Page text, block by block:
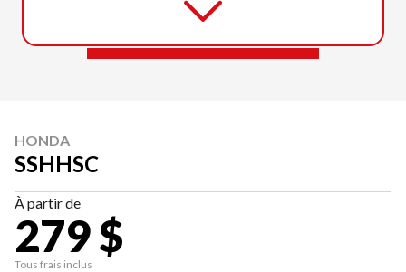
HONDA
SSHHSC
À partir de
279 $
Tous frais inclus